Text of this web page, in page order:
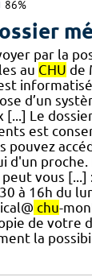
86%
par la
au CHU de
d’un
[...] Le
est
pouvez
d'un proche.
vous [...]
à 16h du
chu-
de votre
la